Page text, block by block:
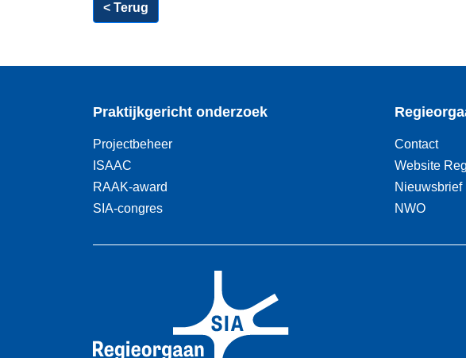
< Terug
Praktijkgericht onderzoek
Projectbeheer
ISAAC
RAAK-award
SIA-congres
Contact
Website
Nieuwsbrief
NWO